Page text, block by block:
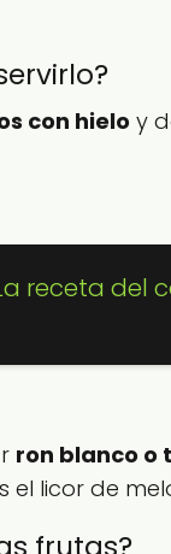
con hielo y
receta del
ron blanco o
el licor de